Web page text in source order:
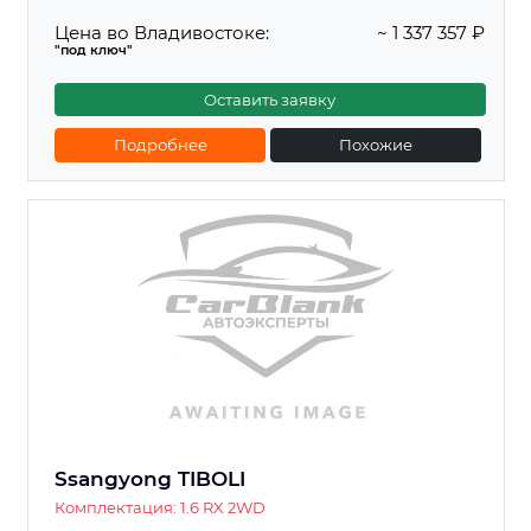
Цена во Владивостоке:
"под ключ"
~ 1 337 357 ₽
Оставить заявку
Подробнее Похожие
Ssangyong TIBOLI
Комплектация: 1.6 RX 2WD